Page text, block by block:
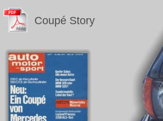
Coupé Story